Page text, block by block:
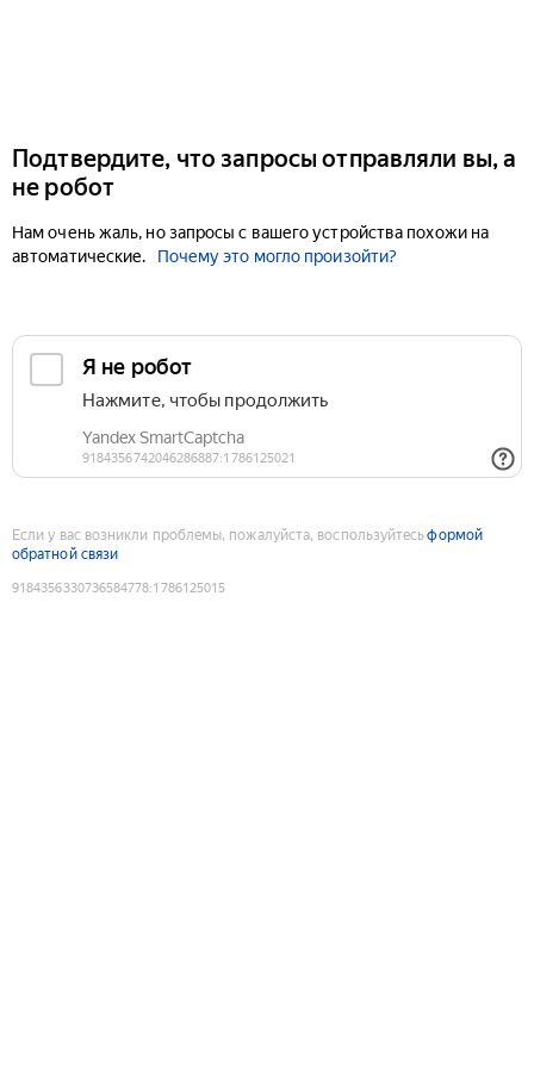
Подтвердите, что запросы отправляли вы, а
не робот
Нам очень жаль, но запросы с вашего устройства похожи на
автоматические.
Почему это могло произойти?
Если у вас возникли проблемы, пожалуйста, воспользуйтесьформой
обратной связи
9184356330736584778:1786125015